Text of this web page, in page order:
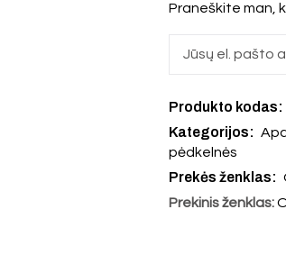
Praneškite man,
Produkto kodas:
Kategorijos:
pėdkelnės
Prekės ženklas:
Prekinis ženklas: